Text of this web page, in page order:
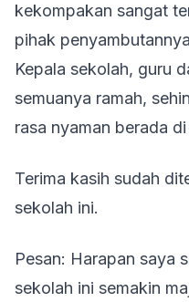
kekompakan sangat
pihak
Kepala sekolah, guru
semuanya ramah,
rasa nyaman berada
Terima kasih sudah
sekolah ini.
Pesan: Harapan saya
sekolah ini semakin